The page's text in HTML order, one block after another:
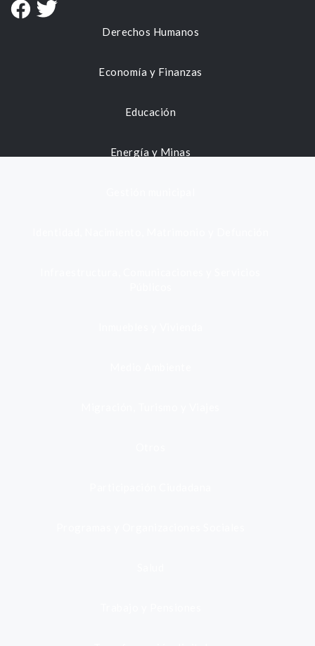
Derechos Humanos
Economía y Finanzas
Educación
Energía y Minas